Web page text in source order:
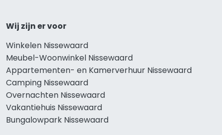
Wij zijn er voor
Winkelen Nissewaard
Meubel-Woonwinkel Nissewaard
Appartementen- en Kamerverhuur Nissewaard
Camping Nissewaard
Overnachten Nissewaard
Vakantiehuis Nissewaard
Bungalowpark Nissewaard